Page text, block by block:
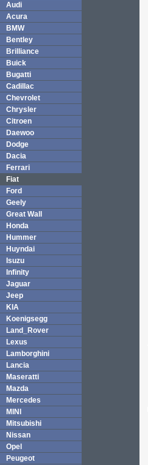
Audi
Acura
BMW
Bentley
Brilliance
Buick
Bugatti
Cadillac
Chevrolet
Chrysler
Citroen
Daewoo
Dodge
Dacia
Ferrari
Fiat
Ford
Geely
Great Wall
Honda
Hummer
Huyndai
Isuzu
Infinity
Jaguar
Jeep
KIA
Koenigsegg
Land_Rover
Lexus
Lamborghini
Lancia
Maseratti
Mazda
Mercedes
MINI
Mitsubishi
Nissan
Opel
Peugeot